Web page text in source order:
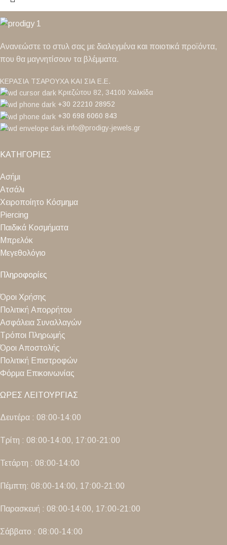
Ανανεώστε το στυλ σας με διαλεγμένα και ποιοτικά προϊόντα,
που θα μαγνητίσουν τα βλέμματα.
ΚΕΡΑΣΙΑ ΤΣΑΡΟΥΧΑ ΚΑΙ ΣΙΑ Ε.Ε.
Κριεζώτου 82, 34100 Χαλκίδα
+30 22210 28952
+30 698 6060 843
info@prodigy-jewels.gr
ΚΑΤΗΓΟΡΙΕΣ
Ασήμι
Ατσάλι
Χειροποίητο Κόσμημα
Piercing
Παιδικά Κοσμήματα
Μπρελόκ
Μεγεθολόγιο
Πληροφορίες
Όροι Χρήσης
Πολιτική Απορρήτου
Ασφάλεια Συναλλαγών
Τρόποι Πληρωμής
Όροι Αποστολής
Πολιτική Επιστροφών
Φόρμα Επικοινωνίας
ΩΡΕΣ ΛΕΙΤΟΥΡΓΙΑΣ
Δευτέρα : 08:00-14:00
Τρίτη : 08:00-14:00, 17:00-21:00
Τετάρτη : 08:00-14:00
Πέμπτη: 08:00-14:00, 17:00-21:00
Παρασκευή : 08:00-14:00, 17:00-21:00
Σάββατο : 08:00-14:00